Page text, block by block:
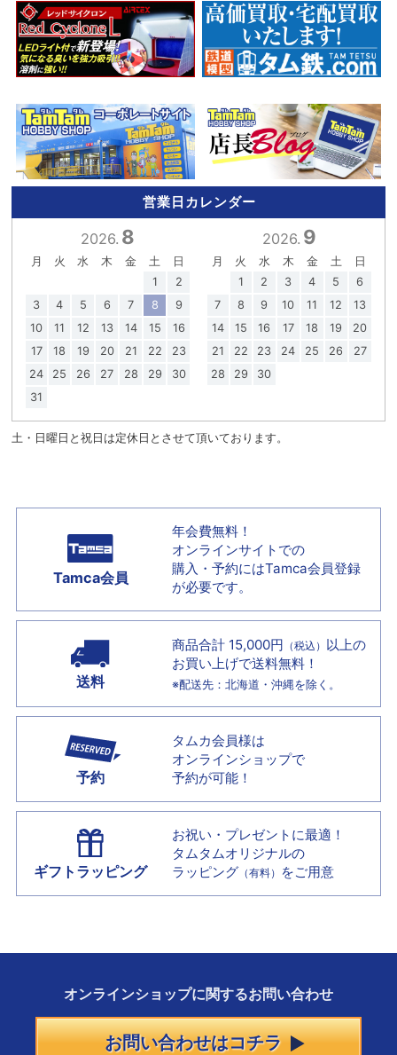
営業日カレンダー
2026. 8
月 火 水 木 金 土
日
1
2
3
4 5 6 7 8
9
10
11 12 13 14 15
16
17
18 19 20 21 22
23
24
25 26 27 28 29
30
31
2026. 9
月 火 水 木 金 土
日
1
2 3 4 5
6
7
8 9 10 11 12
13
14
15 16 17 18 19
20
21
22 23 24 25 26
27
28
29 30
土・日曜日と祝日は定休日とさせて頂いております。
Tamca会員
年会費無料！
オンラインサイトでの
購入・予約にはTamca会員登録
が必要です。
送料
商品合計 15,000円 （税込） 以上の
お買い上げで送料無料！
※配送先：北海道・沖縄を除く。
予約
タムカ会員様は
オンラインショップで
予約が可能！
ギフトラッピング
お祝い・プレゼントに最適！
タムタムオリジナルの
ラッピング （有料） をご用意
オンラインショップに関するお問い合わせ
お問い合わせはコチラ